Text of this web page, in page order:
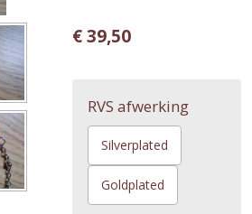
€ 39,50
RVS afwerking
Silverplated
Goldplated